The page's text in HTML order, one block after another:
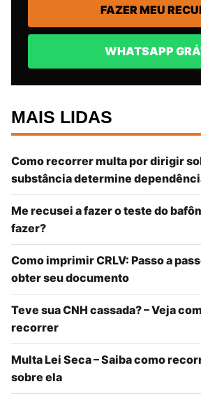
FAZER MEU
WHATSAPP
MAIS LIDAS
Como recorrer multa por dirigir
substância determine
Me recusei a fazer o teste do
fazer?
Como imprimir CRLV: Passo a
obter seu documento
Teve sua CNH cassada? – Veja
recorrer
Multa Lei Seca – Saiba como
sobre ela